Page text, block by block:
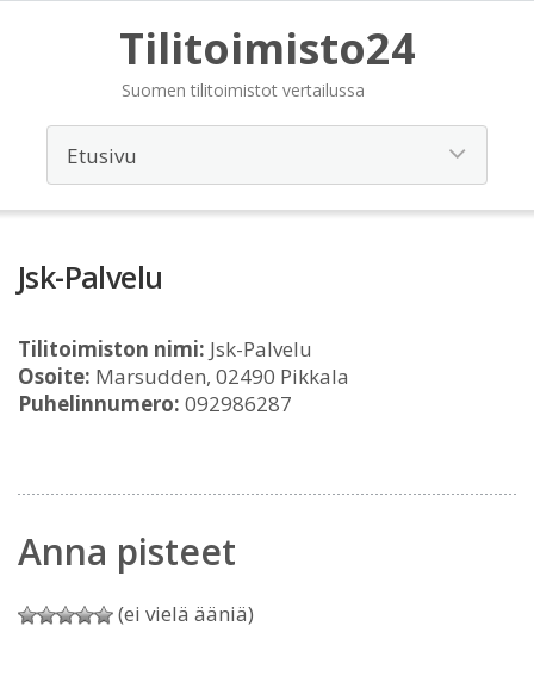
Tilitoimisto24
Suomen tilitoimistot vertailussa
Jsk-Palvelu
Tilitoimiston nimi: Jsk-Palvelu
Osoite: Marsudden, 02490 Pikkala
Puhelinnumero: 092986287
Anna pisteet
(ei vielä ääniä)